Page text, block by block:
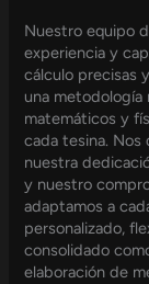
Nuestro equipo
experiencia y
cálculo precisas
una metodología
matemáticos y
cada tesina. Nos
nuestra
y nuestro
adaptamos a
personalizado,
consolidado
elaboración de